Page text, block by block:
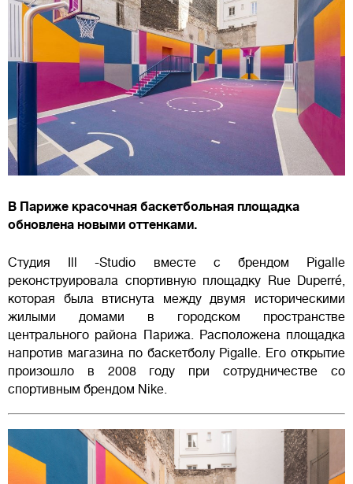
В Париже красочная баскетбольная площадка
обновлена новыми оттенками.
Студия Ill -Studio вместе с брендом Pigalle
реконструировала спортивную площадку Rue Duperré,
которая была втиснута между двумя историческими
жилыми домами в городском пространстве
центрального района Парижа. Расположена площадка
напротив магазина по баскетболу Pigalle. Его открытие
произошло в 2008 году при сотрудничестве со
спортивным брендом Nike.